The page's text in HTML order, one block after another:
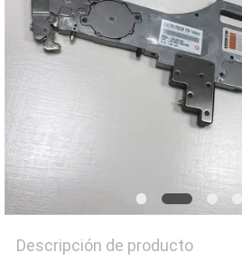
POLÍTICA
PRIVACIDAD
Descripción de producto